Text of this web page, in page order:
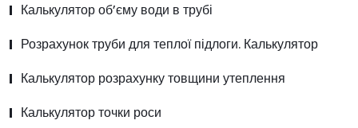
Калькулятор об’єму води в трубі
Розрахунок труби для теплої підлоги. Калькулятор
Калькулятор розрахунку товщини утеплення
Калькулятор точки роси